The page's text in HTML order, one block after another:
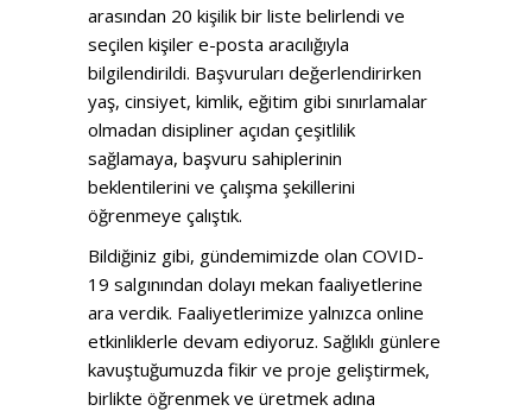
arasından 20 kişilik bir liste belirlendi ve
seçilen kişiler e-posta aracılığıyla
bilgilendirildi. Başvuruları değerlendirirken
yaş, cinsiyet, kimlik, eğitim gibi sınırlamalar
olmadan disipliner açıdan çeşitlilik
sağlamaya, başvuru sahiplerinin
beklentilerini ve çalışma şekillerini
öğrenmeye çalıştık.
Bildiğiniz gibi, gündemimizde olan COVID-
19 salgınından dolayı mekan faaliyetlerine
ara verdik. Faaliyetlerimize yalnızca online
etkinliklerle devam ediyoruz. Sağlıklı günlere
kavuştuğumuzda fikir ve proje geliştirmek,
birlikte öğrenmek ve üretmek adına